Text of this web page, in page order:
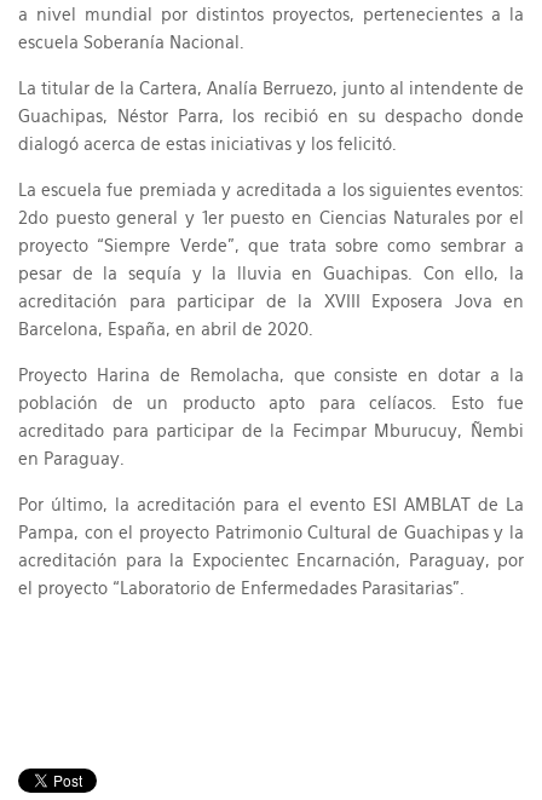
a nivel mundial por distintos proyectos, pertenecientes a la
escuela Soberanía Nacional.
La titular de la Cartera, Analía Berruezo, junto al intendente de
Guachipas, Néstor Parra, los recibió en su despacho donde
dialogó acerca de estas iniciativas y los felicitó.
La escuela fue premiada y acreditada a los siguientes eventos:
2do puesto general y 1er puesto en Ciencias Naturales por el
proyecto “Siempre Verde”, que trata sobre como sembrar a
pesar de la sequía y la lluvia en Guachipas. Con ello, la
acreditación para participar de la XVIII Exposera Jova en
Barcelona, España, en abril de 2020.
Proyecto Harina de Remolacha, que consiste en dotar a la
población de un producto apto para celíacos. Esto fue
acreditado para participar de la Fecimpar Mburucuy, Ñembi
en Paraguay.
Por último, la acreditación para el evento ESI AMBLAT de La
Pampa, con el proyecto Patrimonio Cultural de Guachipas y la
acreditación para la Expocientec Encarnación, Paraguay, por
el proyecto “Laboratorio de Enfermedades Parasitarias”.